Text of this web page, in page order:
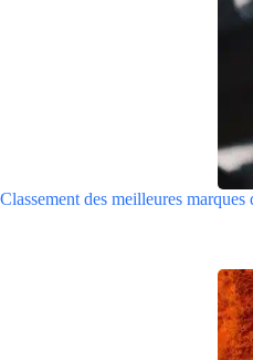
Classement des meilleures